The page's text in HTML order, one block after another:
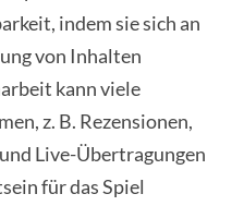
indem sie sich an
von Inhalten
kann viele
z. B. Rezensionen,
Live-Übertragungen
für das Spiel